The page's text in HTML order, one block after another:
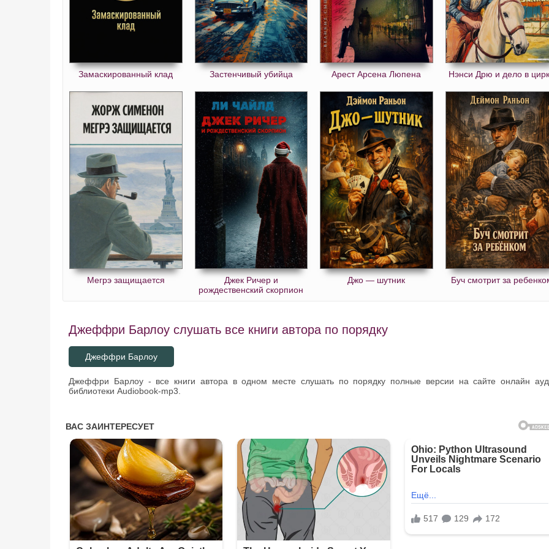
Замаскированный клад Застенчивый убийца Арест Арсена Люпена Нэнси Дрю и дело в
Мегрэ защищается
Джек Ричер и
рождественский скорпион
Джо — шутник Буч смотрит за
Джеффри Барлоу слушать все книги автора по порядку
Джеффри Барлоу
Джеффри Барлоу - все книги автора в одном месте слушать по порядку полные версии на сайте онлайн
библиотеки Audiobook-mp3.